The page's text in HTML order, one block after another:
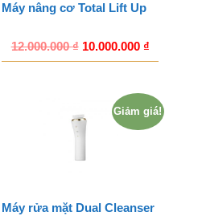
Máy nâng cơ Total Lift Up
12.000.000₫ 10.000.000 ₫
Giảm giá!
Máy rửa mặt Dual Cleanser